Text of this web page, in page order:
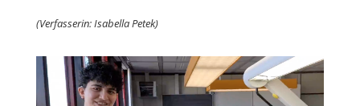
(Verfasserin: Isabella Petek)